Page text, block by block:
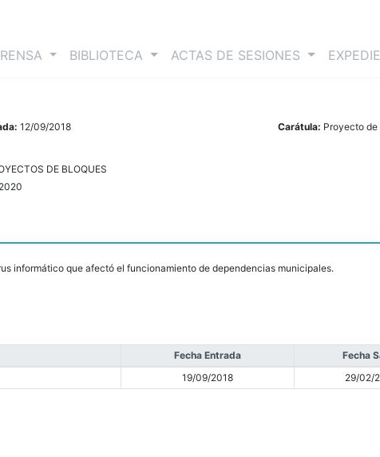
BIBLIOTECA ACTAS DE SESIONES
12/09/2018 Carátula: Proyecto
DE BLOQUES
informático que afectó el funcionamiento de dependencias municipales.
Fecha Entrada Fecha
19/09/2018 29/02/